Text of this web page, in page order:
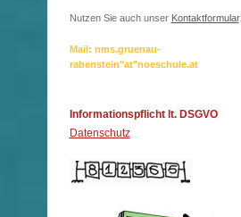
Nutzen Sie auch unser Kontaktformular.
Mail: nms.gruenau-
rabenstein"at"noeschule.at
Informationspflicht lt. DSGVO
Datenschutz